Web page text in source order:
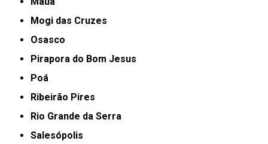
Mogi das Cruzes
Osasco
Pirapora do Bom Jesus
Poá
Ribeirão Pires
Rio Grande da Serra
Salesópolis